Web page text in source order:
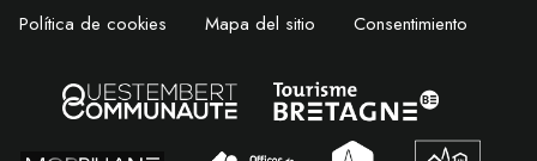
Política de cookies Mapa del sitio Consentimiento